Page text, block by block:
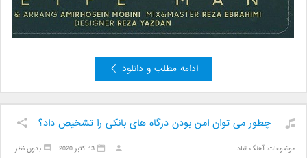
ادامه مطلب و دانلود
چطور می توان امن بودن درگاه های بانکی را تشخیص داد؟
موضوعات:آهنگ شاد بدون نظر 13 اکتبر 2020